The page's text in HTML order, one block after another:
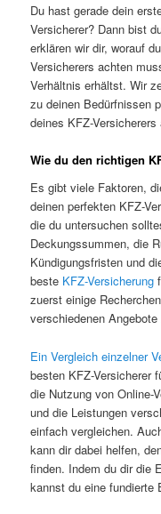
Du hast gerade dein
Versicherer? Dann bist
erklären wir dir, worauf
Versicherers achten
Verhältnis erhältst. Wir
zu deinen Bedürfnissen
deines KFZ-
Wie du den richtigen
Es gibt viele Faktoren,
deinen perfekten KFZ-
die du untersuchen
Deckungssummen, die
Kündigungsfristen und
beste KFZ-Versicherung
zuerst einige
verschiedenen
Ein Vergleich einzelner
besten KFZ-Versicherer
die Nutzung von Online-
und die Leistungen
einfach vergleichen.
kann dir dabei helfen,
finden. Indem du dir die
kannst du eine fundierte